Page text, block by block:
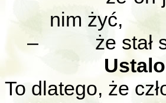
nim żyć,
–
że stał
To dlatego, że